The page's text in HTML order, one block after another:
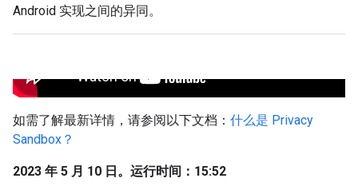
Android 实现之间的异同。
如需了解最新详情，请参阅以下文档： 什么是 Privacy
Sandbox？
2023 年 5 月 10 日。运行时间：15:52